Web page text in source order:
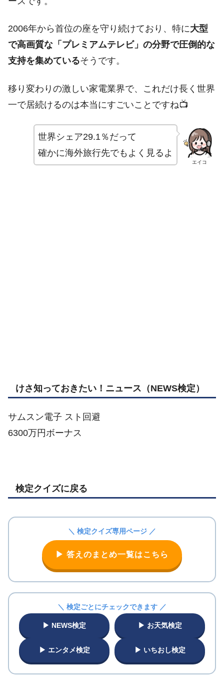
2006年から首位の座を守り続けており、特に大型
で高画質な「プレミアムテレビ」の分野で圧倒的な
支持を集めているそうです。
移り変わりの激しい家電業界で、これだけ長く世界
一で居続けるのは本当にすごいことですね📺
エイコ
世界シェア29.1％だって
確かに海外旅行先でもよく見るよ
けさ知っておきたい！ニュース （NEWS検定）
サムスン電子 スト回避
6300万円ボーナス
検定クイズに戻る
＼ 検定クイズ専用ページ ／
▶ 答えのまとめ一覧はこちら
＼ 検定ごとにチェックできます ／
▶ NEWS検定 ▶ お天気検定
▶ エンタメ検定 ▶ いちおし検定